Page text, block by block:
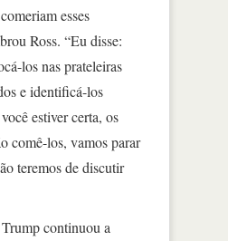
esses
Ross. “Eu disse:
los nas prateleiras
e identificá-los
estiver certa, os
comê-los, vamos parar
teremos de discutir
continuou a